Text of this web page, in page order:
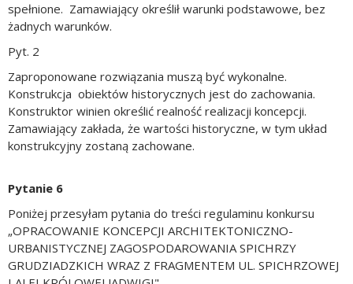
spełnione. Zamawiający określił warunki podstawowe, bez
żadnych warunków.
Pyt. 2
Zaproponowane rozwiązania muszą być wykonalne.
Konstrukcja obiektów historycznych jest do zachowania.
Konstruktor winien określić realność realizacji koncepcji.
Zamawiający zakłada, że wartości historyczne, w tym układ
konstrukcyjny zostaną zachowane.
Pytanie 6
Poniżej przesyłam pytania do treści regulaminu konkursu
„OPRACOWANIE KONCEPCJI ARCHITEKTONICZNO-
URBANISTYCZNEJ ZAGOSPODAROWANIA SPICHRZY
GRUDZIADZKICH WRAZ Z FRAGMENTEM UL. SPICHRZOWEJ